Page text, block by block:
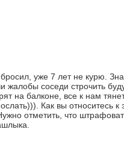
уже 7 лет не курю.
жалобы соседи строчить
на балконе, все к нам
Как вы относитесь к
отметить, что